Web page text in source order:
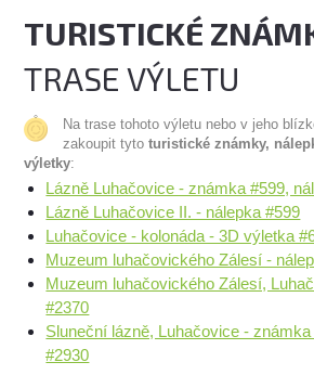
TURISTICKÉ
TRASE VÝLETU
Na trase tohoto výletu nebo v jeho
zakoupit tytoturistické známky,
výletky:
Lázně Luhačovice - známka #599,
Lázně Luhačovice II. - nálepka #599
Luhačovice - kolonáda - 3D výletka
Muzeum luhačovického Zálesí -
Muzeum luhačovického Zálesí,
#2370
Sluneční lázně, Luhačovice -
#2930